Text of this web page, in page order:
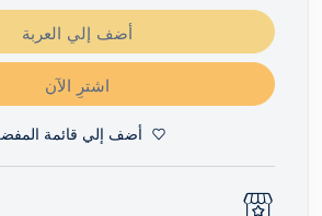
أضف إلي العربة
اشترِ الآن
أضف إلي قائمة